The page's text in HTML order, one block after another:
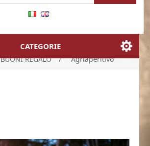
CATEGORIE
BUONI REGALO / Agriaperitivo